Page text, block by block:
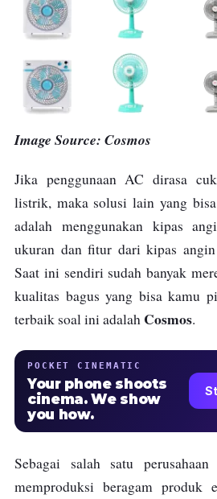
Image Source: Cosmos
Jika penggunaan AC dirasa
listrik, maka solusi lain yang
adalah menggunakan kipas
ukuran dan fitur dari kipas
Saat ini sendiri sudah banyak
kualitas bagus yang bisa kamu
terbaik soal ini adalah Cosmos.
POCKET CINEMATIC
Your phone shoots
cinema. We show
you how.
Sebagai salah satu
memproduksi beragam produk